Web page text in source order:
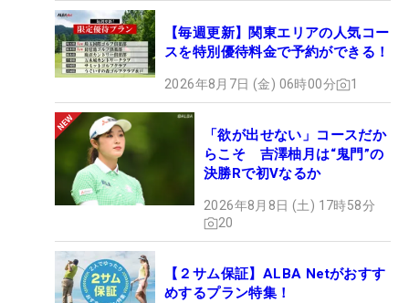
【毎週更新】関東エリアの人気コー
スを特別優待料金で予約ができる！
2026年8月7日 (金) 06時00分 1
「欲が出せない」コースだか
らこそ 吉澤柚月は“鬼門”の
決勝Rで初Vなるか
2026年8月8日 (土) 17時58分
20
【２サム保証】ALBA Netがおすす
めするプラン特集！